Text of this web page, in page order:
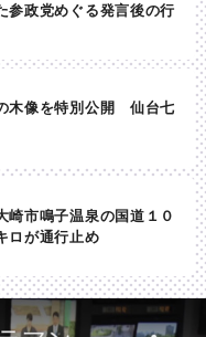
政党めぐる発言後の行
木像を特別公開 仙台七
市鳴子温泉の国道１０
ロが通行止め